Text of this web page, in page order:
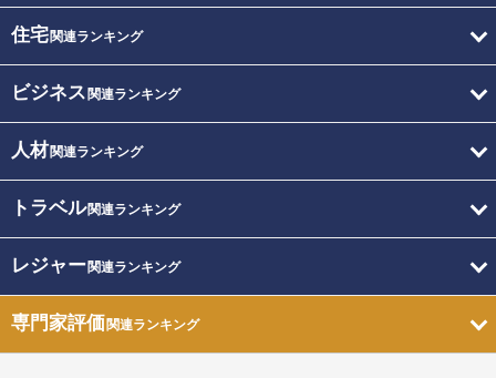
住宅関連ランキング
ビジネス 関連ランキング
人材関連ランキング
トラベル関連ランキング
レジャー関連ランキング
専門家評価関連ランキング